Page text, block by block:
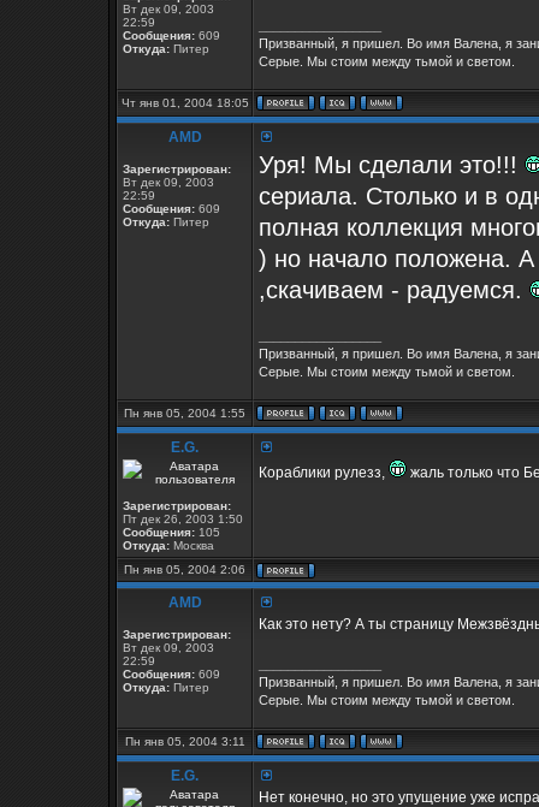
Вт дек 09, 2003
22:59
Сообщения: 609
Откуда: Питер
Призванный, я пришел. Во имя Валена, я
Серые. Мы стоим между тьмой и светом.
Чт янв 01, 2004 18:05
AMD
Зарегистрирован:
Вт дек 09, 2003
22:59
Сообщения: 609
Откуда: Питер
Уря! Мы сделали это!!!
сериала. Столько и в
полная коллекция
) но начало положена.
,скачиваем - радуемся.
Призванный, я пришел. Во имя Валена, я
Серые. Мы стоим между тьмой и светом.
Пн янв 05, 2004 1:55
E.G.
Зарегистрирован:
Пт дек 26, 2003 1:50
Сообщения: 105
Откуда: Москва
Кораблики рулезз, жаль только что
Пн янв 05, 2004 2:06
AMD
Зарегистрирован:
Вт дек 09, 2003
22:59
Сообщения: 609
Откуда: Питер
Как это нету? А ты страницу
Призванный, я пришел. Во имя Валена, я
Серые. Мы стоим между тьмой и светом.
Пн янв 05, 2004 3:11
E.G.
Нет конечно, но это упущение уже